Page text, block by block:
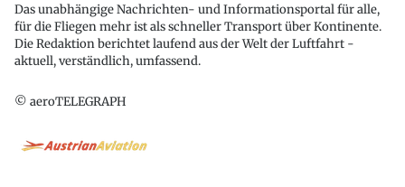
Das unabhängige Nachrichten- und Informationsportal für alle,
für die Fliegen mehr ist als schneller Transport über Kontinente.
Die Redaktion berichtet laufend aus der Welt der Luftfahrt -
aktuell, verständlich, umfassend.
© aeroTELEGRAPH